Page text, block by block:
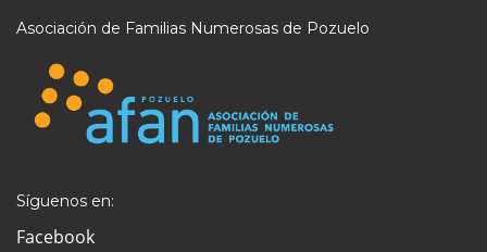
Asociación de Familias Numerosas de Pozuelo
Síguenos en:
Facebook